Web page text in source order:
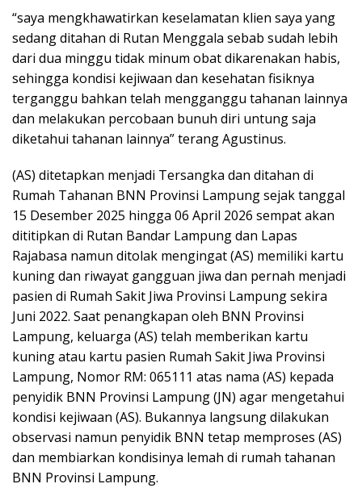
“saya mengkhawatirkan keselamatan klien saya yang
sedang ditahan di Rutan Menggala sebab sudah lebih
dari dua minggu tidak minum obat dikarenakan habis,
sehingga kondisi kejiwaan dan kesehatan fisiknya
terganggu bahkan telah mengganggu tahanan lainnya
dan melakukan percobaan bunuh diri untung saja
diketahui tahanan lainnya” terang Agustinus.
(AS) ditetapkan menjadi Tersangka dan ditahan di
Rumah Tahanan BNN Provinsi Lampung sejak tanggal
15 Desember 2025 hingga 06 April 2026 sempat akan
dititipkan di Rutan Bandar Lampung dan Lapas
Rajabasa namun ditolak mengingat (AS) memiliki kartu
kuning dan riwayat gangguan jiwa dan pernah menjadi
pasien di Rumah Sakit Jiwa Provinsi Lampung sekira
Juni 2022. Saat penangkapan oleh BNN Provinsi
Lampung, keluarga (AS) telah memberikan kartu
kuning atau kartu pasien Rumah Sakit Jiwa Provinsi
Lampung, Nomor RM: 065111 atas nama (AS) kepada
penyidik BNN Provinsi Lampung (JN) agar mengetahui
kondisi kejiwaan (AS). Bukannya langsung dilakukan
observasi namun penyidik BNN tetap memproses (AS)
dan membiarkan kondisinya lemah di rumah tahanan
BNN Provinsi Lampung.